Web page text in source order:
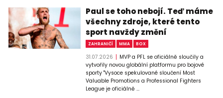
Paul se toho nebojí. Teď máme
všechny zdroje, které tento
sport navždy změní
ZAHRANIČÍ MMA BOX
31.07.2026
MVP a PFL se oficiálně sloučily a
vytvořily novou globální platformu pro bojové
sporty "Vysoce spekulované sloučení Most
Valuable Promotions a Professional Fighters
League je oficiálně ...